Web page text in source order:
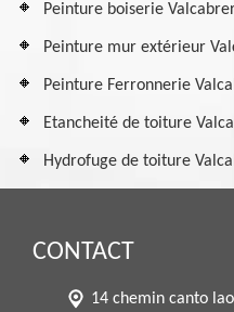
Peinture boiserie
Peinture mur extérieur
Peinture Ferronnerie
Etancheité de toiture
Hydrofuge de toiture
CONTACT
14 chemin canto